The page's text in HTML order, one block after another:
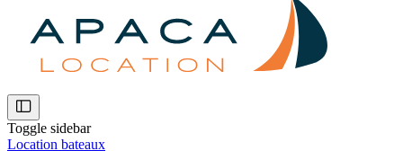
Toggle sidebar
Location bateaux